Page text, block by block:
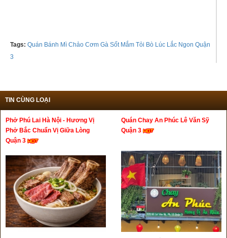
Tags: Quán Bánh Mì Chảo Cơm Gà Sốt Mắm Tỏi Bò Lúc Lắc Ngon Quận
3
TIN CÙNG LOẠI
Phở Phú Lai Hà Nội - Hương Vị
Phở Bắc Chuẩn Vị Giữa Lòng
Quận 3
Quán Chay An Phúc Lê Văn Sỹ
Quận 3